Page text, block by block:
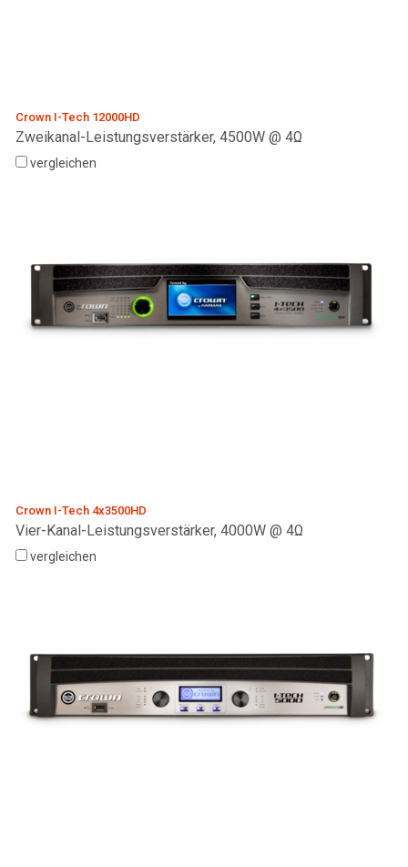
Crown I-Tech 12000HD
Zweikanal-Leistungsverstärker, 4500W @ 4Ω
vergleichen
Crown I-Tech 4x3500HD
Vier-Kanal-Leistungsverstärker, 4000W @ 4Ω
vergleichen